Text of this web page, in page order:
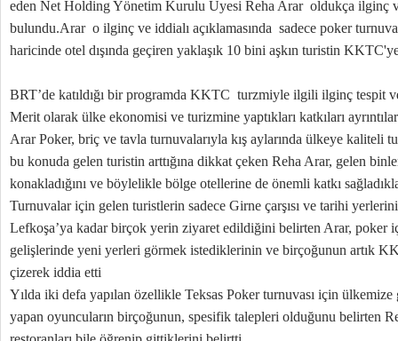
eden Net Holding Yönetim Kurulu Üyesi Reha Arar oldukça ilginç
bulundu.Arar o ilginç ve iddialı açıklamasında sadece poker
haricinde otel dışında geçiren yaklaşık 10 bini aşkın turistin
BRT’de katıldığı bir programda KKTC turzmiyle ilgili ilginç tespit
Merit olarak ülke ekonomisi ve turizmine yaptıkları katkıları
Arar Poker, briç ve tavla turnuvalarıyla kış aylarında ülkeye kaliteli
bu konuda gelen turistin arttığına dikkat çeken Reha Arar, gelen
konakladığını ve böylelikle bölge otellerine de önemli katkı
Turnuvalar için gelen turistlerin sadece Girne çarşısı ve tarihi
Lefkoşa’ya kadar birçok yerin ziyaret edildiğini belirten Arar, poker
gelişlerinde yeni yerleri görmek istediklerinin ve birçoğunun artık
çizerek iddia etti
Yılda iki defa yapılan özellikle Teksas Poker turnuvası için ülkemize
yapan oyuncuların birçoğunun, spesifik talepleri olduğunu belirten